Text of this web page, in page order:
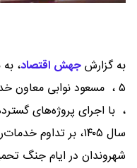
به گزارشجهش اقتصاد،
سال ۱۴۰۵، بر تداوم
شهروندان در ایام جنگ